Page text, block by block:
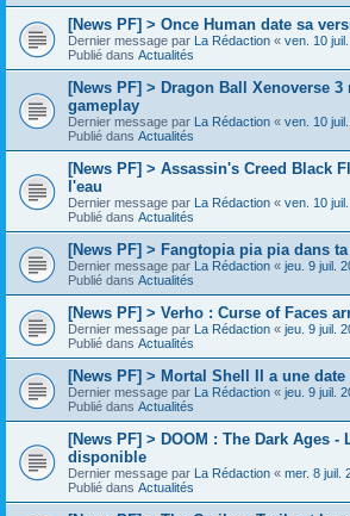
[News PF] > Once Human date sa
Dernier message par La Rédaction « ven. 10
Publié dans Actualités
[News PF] > Dragon Ball Xenoverse
gameplay
Dernier message par La Rédaction « ven. 10
Publié dans Actualités
[News PF] > Assassin's Creed Black
l'eau
Dernier message par La Rédaction « ven. 10
Publié dans Actualités
[News PF] > Fangtopia pia pia dans
Dernier message par La Rédaction « jeu. 9 juil.
Publié dans Actualités
[News PF] > Verho : Curse of Faces
Dernier message par La Rédaction « jeu. 9 juil.
Publié dans Actualités
[News PF] > Mortal Shell II a une
Dernier message par La Rédaction « jeu. 9 juil.
Publié dans Actualités
[News PF] > DOOM : The Dark Ages -
disponible
Dernier message par La Rédaction « mer. 8 juil.
Publié dans Actualités